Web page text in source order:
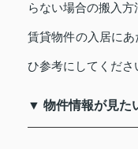
らない場合の搬入方
賃貸物件の入居に
ひ参考にしてくださ
▼ 物件情報が見た